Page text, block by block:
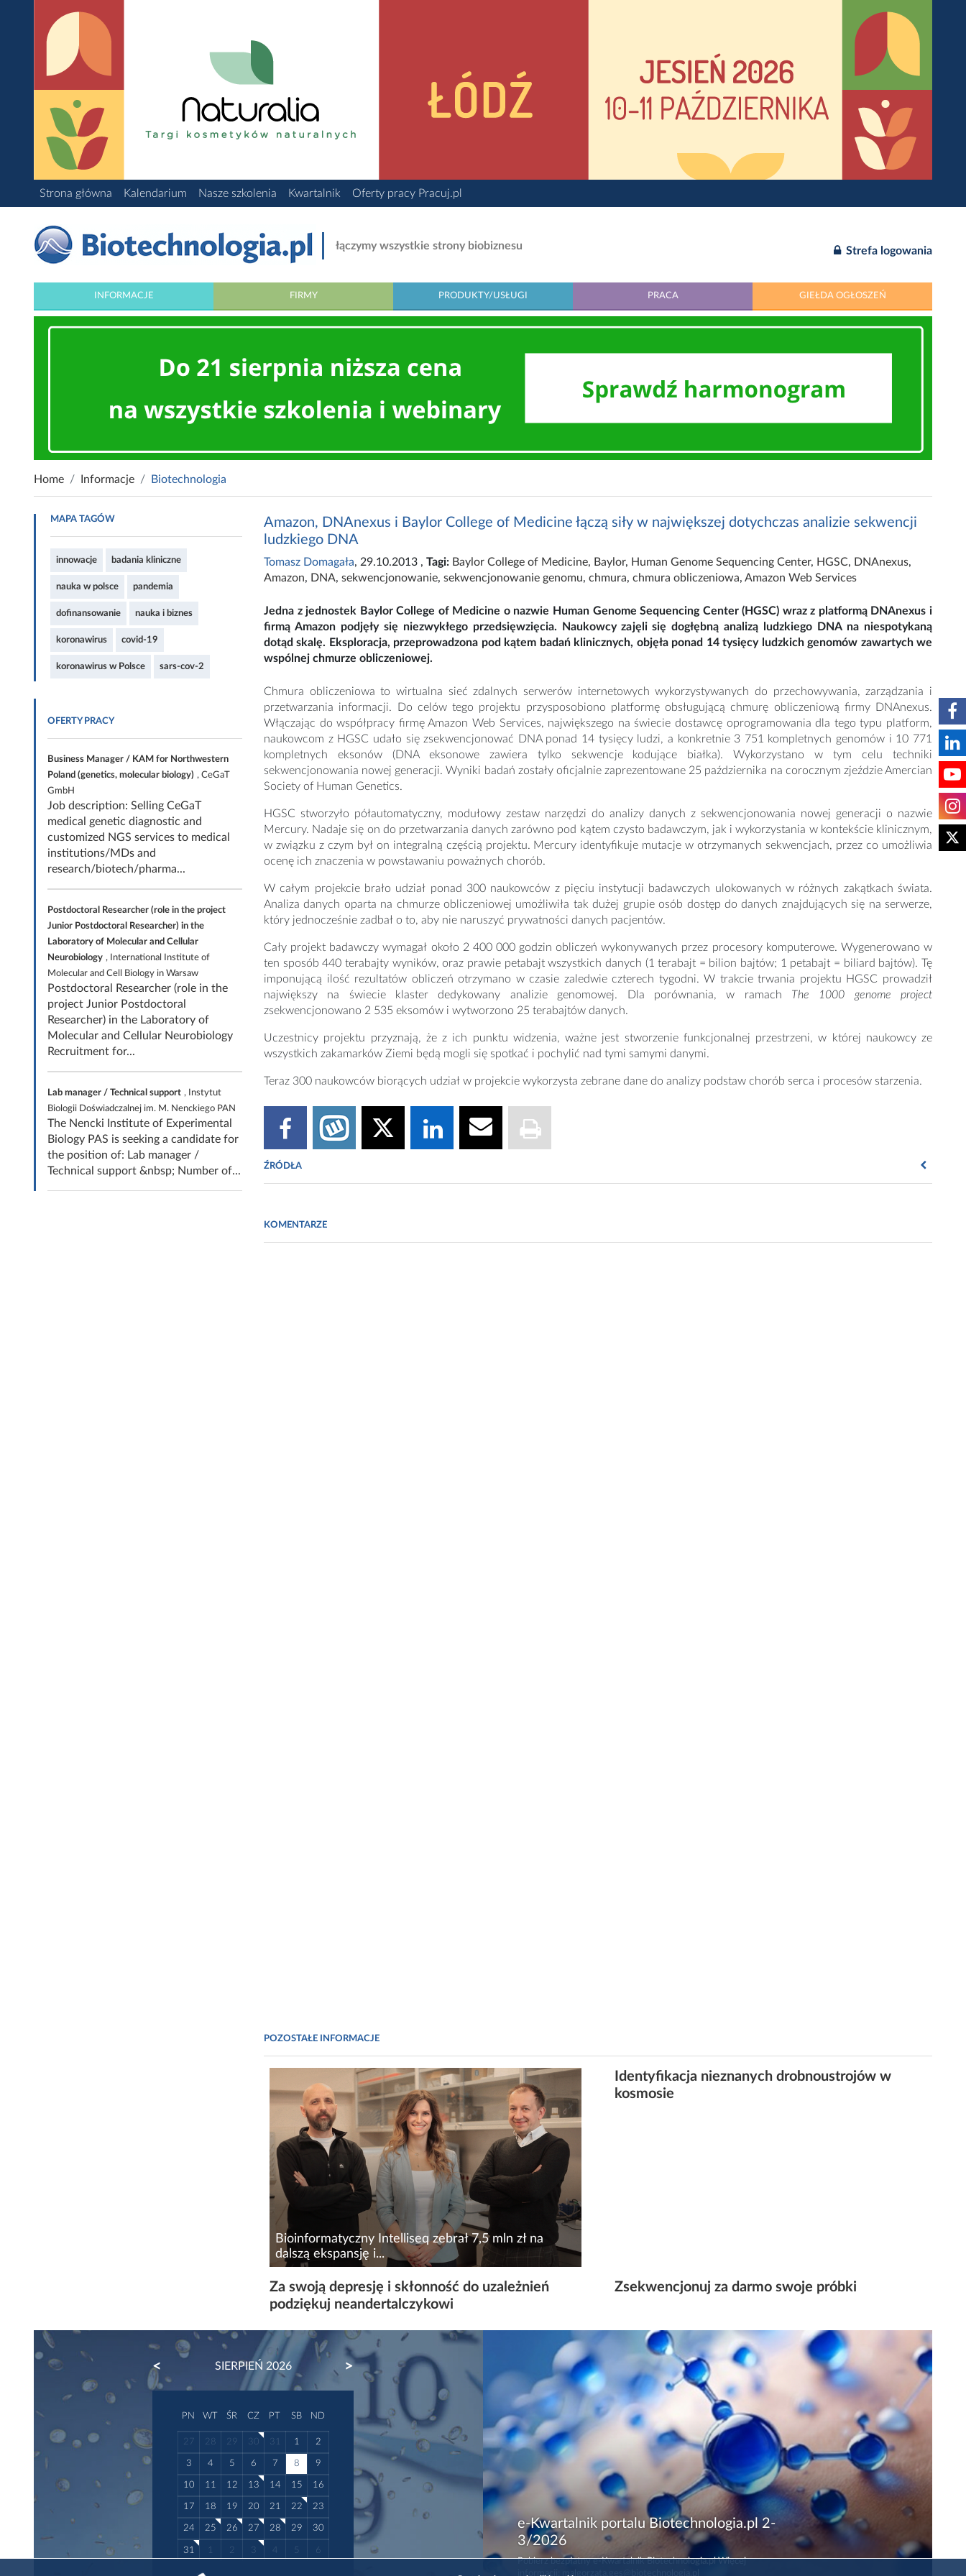
Strona główna Kalendarium Nasze szkolenia Kwartalnik Oferty pracy Pracuj.pl
łączymy wszystkie strony biobiznesu Strefa logowania
INFORMACJE FIRMY PRODUKTY/USŁUGI PRACA GIEŁDA OGŁOSZEŃ
Home Informacje Biotechnologia
MAPA TAGÓW
innowacje badania kliniczne
nauka w polsce pandemia
dofinansowanie nauka i biznes
koronawirus covid-19
koronawirus w Polsce sars-cov-2
OFERTY PRACY
Business Manager / KAM for Northwestern
Poland (genetics, molecular biology) , CeGaT
GmbH
Job description: Selling CeGaT
medical genetic diagnostic and
customized NGS services to medical
institutions/MDs and
research/biotech/pharma...
Postdoctoral Researcher (role in the project
Junior Postdoctoral Researcher) in the
Laboratory of Molecular and Cellular
Neurobiology , International Institute of
Molecular and Cell Biology in Warsaw
Postdoctoral Researcher (role in the
project Junior Postdoctoral
Researcher) in the Laboratory of
Molecular and Cellular Neurobiology
Recruitment for...
Lab manager / Technical support , Instytut
Biologii Doświadczalnej im. M. Nenckiego PAN
The Nencki Institute of Experimental
Biology PAS is seeking a candidate for
the position of: Lab manager /
Technical support &nbsp; Number of...
Amazon, DNAnexus i Baylor College of Medicine łączą siły w największej dotychczas analizie sekwencji
ludzkiego DNA
Tomasz Domagała, 29.10.2013 , Tagi: Baylor College of Medicine, Baylor, Human Genome Sequencing Center, HGSC, DNAnexus,
Amazon, DNA, sekwencjonowanie, sekwencjonowanie genomu, chmura, chmura obliczeniowa, Amazon Web Services
Jedna z jednostek Baylor College of Medicine o nazwie Human Genome Sequencing Center (HGSC) wraz z platformą DNAnexus i
firmą Amazon podjęły się niezwykłego przedsięwzięcia. Naukowcy zajęli się dogłębną analizą ludzkiego DNA na niespotykaną
dotąd skalę. Eksploracja, przeprowadzona pod kątem badań klinicznych, objęła ponad 14 tysięcy ludzkich genomów zawartych we
wspólnej chmurze obliczeniowej.
Chmura obliczeniowa to wirtualna sieć zdalnych serwerów internetowych wykorzystywanych do przechowywania, zarządzania i
przetwarzania informacji. Do celów tego projektu przysposobiono platformę obsługującą chmurę obliczeniową firmy DNAnexus.
Włączając do współpracy firmę Amazon Web Services, największego na świecie dostawcę oprogramowania dla tego typu platform,
naukowcom z HGSC udało się zsekwencjonować DNA ponad 14 tysięcy ludzi, a konkretnie 3 751 kompletnych genomów i 10 771
kompletnych eksonów (DNA eksonowe zawiera tylko sekwencje kodujące białka). Wykorzystano w tym celu techniki
sekwencjonowania nowej generacji. Wyniki badań zostały oficjalnie zaprezentowane 25 października na corocznym zjeździe Amercian
Society of Human Genetics.
HGSC stworzyło półautomatyczny, modułowy zestaw narzędzi do analizy danych z sekwencjonowania nowej generacji o nazwie
Mercury. Nadaje się on do przetwarzania danych zarówno pod kątem czysto badawczym, jak i wykorzystania w kontekście klinicznym,
w związku z czym był on integralną częścią projektu. Mercury identyfikuje mutacje w otrzymanych sekwencjach, przez co umożliwia
ocenę ich znaczenia w powstawaniu poważnych chorób.
W całym projekcie brało udział ponad 300 naukowców z pięciu instytucji badawczych ulokowanych w różnych zakątkach świata.
Analiza danych oparta na chmurze obliczeniowej umożliwiła tak dużej grupie osób dostęp do danych znajdujących się na serwerze,
który jednocześnie zadbał o to, aby nie naruszyć prywatności danych pacjentów.
Cały projekt badawczy wymagał około 2 400 000 godzin obliczeń wykonywanych przez procesory komputerowe. Wygenerowano w
ten sposób 440 terabajty wyników, oraz prawie petabajt wszystkich danych (1 terabajt = bilion bajtów; 1 petabajt = biliard bajtów). Tę
imponującą ilość rezultatów obliczeń otrzymano w czasie zaledwie czterech tygodni. W trakcie trwania projektu HGSC prowadził
największy na świecie klaster dedykowany analizie genomowej. Dla porównania, w ramach The 1000 genome project
zsekwencjonowano 2 535 eksomów i wytworzono 25 terabajtów danych.
Uczestnicy projektu przyznają, że z ich punktu widzenia, ważne jest stworzenie funkcjonalnej przestrzeni, w której naukowcy ze
wszystkich zakamarków Ziemi będą mogli się spotkać i pochylić nad tymi samymi danymi.
Teraz 300 naukowców biorących udział w projekcie wykorzysta zebrane dane do analizy podstaw chorób serca i procesów starzenia.
ŹRÓDŁA
KOMENTARZE
POZOSTAŁE INFORMACJE
Bioinformatyczny Intelliseq zebrał 7,5 mln zł na
dalszą ekspansję i...
Ostatnie lata uwidoczniły znaczenie diagnostyki
molekularnej w skutecznym rozpoznawaniu chorób,
ich leczeniu oraz profilaktyce. Dynamiczny rozwój
tego sektora to m.in. efekt rosnącej dostępności i...
Identyfikacja nieznanych drobnoustrojów w
kosmosie
Za swoją depresję i skłonność do uzależnień
podziękuj neandertalczykowi
Zsekwencjonuj za darmo swoje próbki
SIERPIEŃ 2026
PREVIOUS NEXT
PN WT ŚR CZ PT SB ND
27 28 29 30 31 1 2
3 4 5 6 7 8 9
10 11 12 13 14 15 16
17 18 19 20 21 22 23
24 25 26 27 28 29 30
31 1 2 3 4 5 6
e-Kwartalnik portalu Biotechnologia.pl 2-
3/2026
Pobierz bezpłatny e-Kwartalnik Biotechnologia.pl Więcej